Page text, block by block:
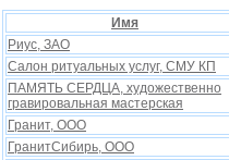
Имя
Риус, ЗАО
Салон ритуальныx услуг, СМУ КП
ПАМЯТЬ СЕРДЦА, художественно
гравировальная мастерская
Гранит, ООО
ГранитСибирь, ООО